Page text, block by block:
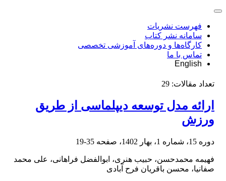
فهرست نشریات
سامانه نشر کتاب
کارگاه‌ها و دوره‌های آموزشی تخصصی
تماس با ما
English
تعداد مقالات: 29
ارائه مدل توسعه دیپلماسی از طریق
ورزش
دوره 15، شماره 1، بهار 1402، صفحه 35-19
فهیمه محمدحسن، حبیب هنری، ابوالفضل فراهانی، علی محمد
صفانیا، محسن باقریان فرح آبادی